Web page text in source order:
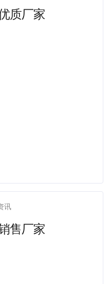
质厂家
讯
售厂家